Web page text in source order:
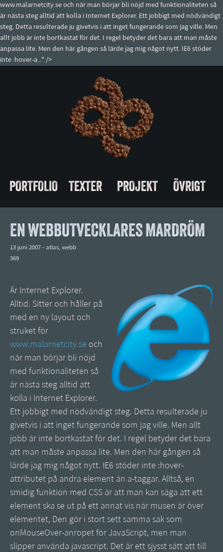
www.malarnetcity.se och när man börjar bli nöjd med funktionaliteten så
är nästa steg alltid att kolla i Internet Explorer. Ett jobbigt med nödvändigt
steg. Detta resulterade ju givetvis i att inget fungerande som jag ville. Men
allt jobb är inte bortkastat för det. I regel betyder det bara att man måste
anpassa lite. Men den här gången så lärde jag mig något nytt. IE6 stöder
inte :hover-a..." />
PORTFOLIO TEXTER PROJEKT ÖVRIGT
EN WEBBUTVECKLARES MARDRÖM
13 juni 2007 - atlas, webb
369
Är Internet Explorer.
Alltid. Sitter och håller på
med en ny layout och
struket för
www.malarnetcity.se och
när man börjar bli nöjd
med funktionaliteten så
är nästa steg alltid att
kolla i Internet Explorer.
Ett jobbigt med nödvändigt steg. Detta resulterade ju
givetvis i att inget fungerande som jag ville. Men allt
jobb är inte bortkastat för det. I regel betyder det bara
att man måste anpassa lite. Men den här gången så
lärde jag mig något nytt. IE6 stöder inte :hover-
attributet på andra element än a-taggar. Alltså, en
smidig funktion med CSS är att man kan säga att ett
element ska se ut på ett annat vis när musen är över
elementet, Den gör i stort sett samma sak som
onMouseOver-anropet för JavaScript, men man
slipper använda javascript. Det är ett sjysst sätt att till